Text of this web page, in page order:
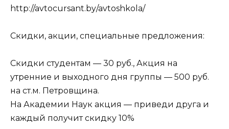
http://avtocursant.by/avtoshkola/
Скидки, акции, специальные предложения:
Скидки студентам — 30 руб., Акция на
утренние и выходного дня группы — 500 руб.
на ст.м. Петровщина.
На Академии Наук акция — приведи друга и
каждый получит скидку 10%